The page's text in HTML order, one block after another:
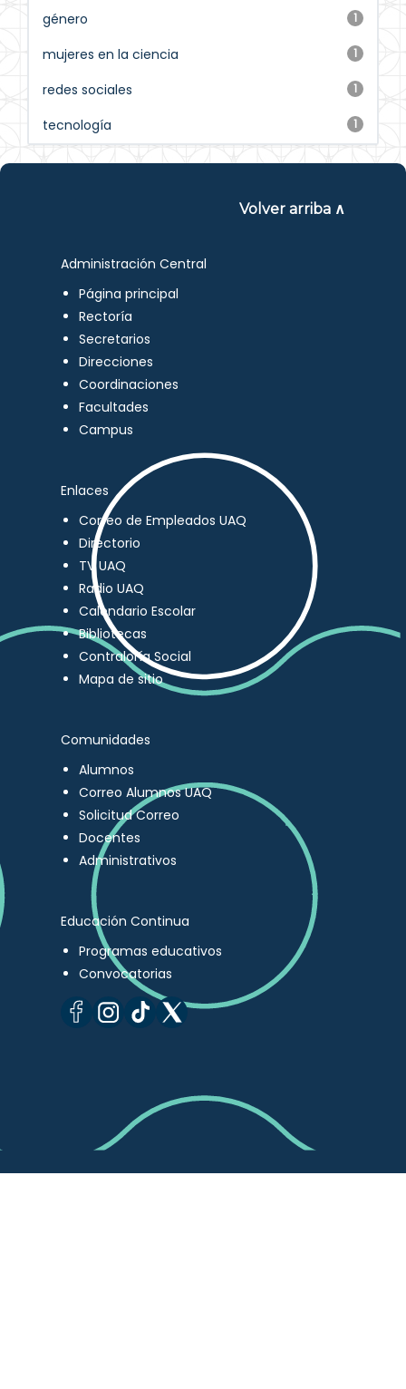
1
género
1
mujeres en la ciencia
1
redes sociales
1
tecnología
Volver arriba ∧
Administración Central
Página principal
Rectoría
Secretarios
Direcciones
Coordinaciones
Facultades
Campus
Enlaces
Correo de Empleados UAQ
Directorio
TV UAQ
Radio UAQ
Calendario Escolar
Bibliotecas
Contraloría Social
Mapa de sitio
Comunidades
Alumnos
Correo Alumnos UAQ
Solicitud Correo
Docentes
Administrativos
Educación Continua
Programas educativos
Convocatorias